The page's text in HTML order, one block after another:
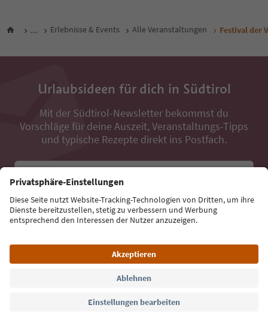
... Erlebnisse & Events Alle Veranstaltungen Festival der
Urlaubsideen für dich in Südtirol
Mit der Südtirol-Newsletter bekommst du
Vorschläge für deine Auszeit, Veranstaltungs-Tipps
und typische Rezepte direkt ins Postfach.
Jetzt anmelden